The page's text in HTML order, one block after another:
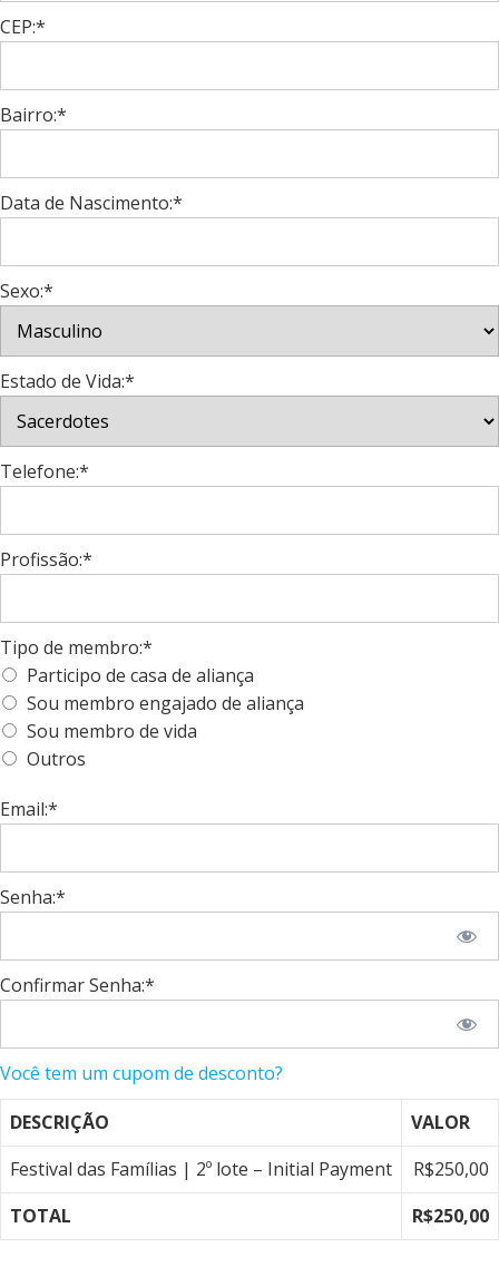
CEP:*
Bairro:*
Data de Nascimento:*
Sexo:*
Estado de Vida:*
Telefone:*
Profissão:*
Tipo de membro:*
Participo de casa de aliança
Sou membro engajado de aliança
Sou membro de vida
Outros
Email:*
Senha:*
Confirmar Senha:*
Você tem um cupom de desconto?
DESCRIÇÃO
VALOR
Festival das Famílias | 2º lote – Initial Payment
R$250,00
TOTAL
R$250,00